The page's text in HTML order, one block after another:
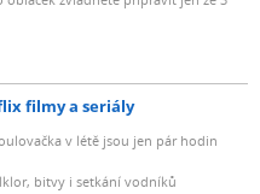
filmy a seriály
v létě jsou jen pár hodin
bitvy i setkání vodníků